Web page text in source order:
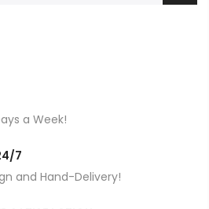
a Week!
7
and Hand-Delivery!